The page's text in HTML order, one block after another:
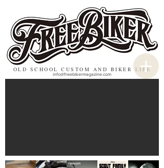
OLD SCHOOL CUSTOM AND BIKER LIFE
info@freebikermagazine.com